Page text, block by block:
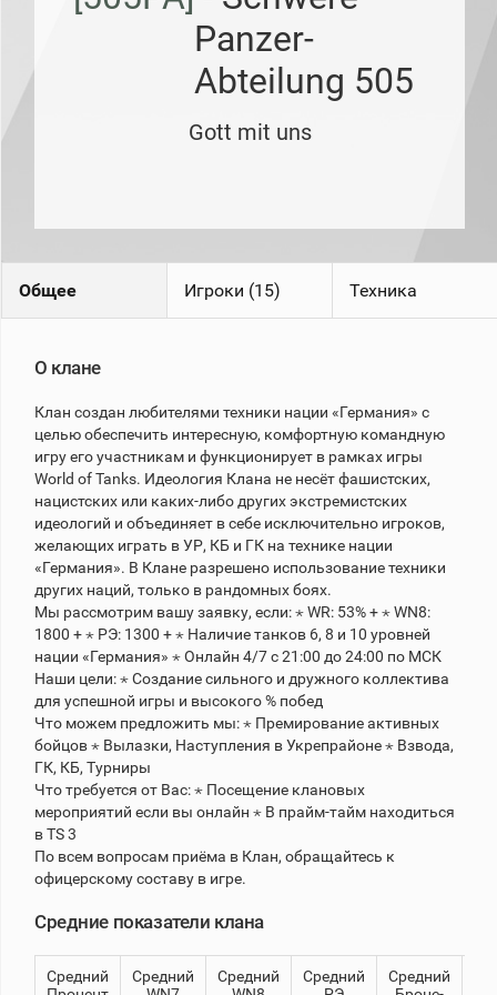
1000
Кланы
Статистика
Онлайн
Цветовая
шкала
Теlegram
Портал
Мира
Танков
Panzer-
Abteilung 505
Gott mit uns
Общее Игроки (15) Техника
О клане
Клан создан любителями техники нации «Германия» с
целью обеспечить интересную, комфортную командную
игру его участникам и функционирует в рамках игры
World of Tanks. Идеология Клана не несёт фашистских,
нацистских или каких-либо других экстремистских
идеологий и объединяет в себе исключительно игроков,
желающих играть в УР, КБ и ГК на технике нации
«Германия». В Клане разрешено использование техники
других наций, только в рандомных боях.
Мы рассмотрим вашу заявку, если: ⋆ WR: 53% + ⋆ WN8:
1800 + ⋆ РЭ: 1300 + ⋆ Наличие танков 6, 8 и 10 уровней
нации «Германия» ⋆ Онлайн 4/7 с 21:00 до 24:00 по МСК
Наши цели: ⋆ Создание сильного и дружного коллектива
для успешной игры и высокого % побед
Что можем предложить мы: ⋆ Премирование активных
бойцов ⋆ Вылазки, Наступления в Укрепрайоне ⋆ Взвода,
ГК, КБ, Турниры
Что требуется от Вас: ⋆ Посещение клановых
мероприятий если вы онлайн ⋆ В прайм-тайм находиться
в ТS 3
По всем вопросам приёма в Клан, обращайтесь к
офицерскому составу в игре.
Средние показатели клана
Средний
Средний
Средний
Средний
Средний